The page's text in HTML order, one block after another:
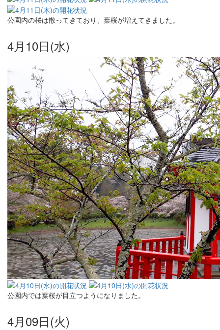
公園内の桜は散ってきており、葉桜が増えてきました。
4月10日(水)
公園内では葉桜が目立つようになりました。
4月09日(火)